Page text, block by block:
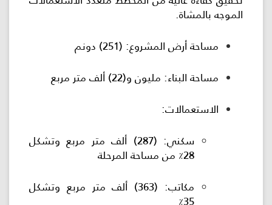
الموجه بالمشاة.
مساحة أرض المشروع: (251) دونم
مساحة البناء: مليون و(22) ألف متر مربع
الاستعمالات:
سكني: (287) ألف متر مربع وتشكل
28٪ من مساحة المرحلة
مكاتب: (363) ألف متر مربع وتشكل
35٪